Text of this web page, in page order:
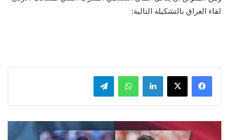
لقاء العراق بالتشكيلة التالية:
لينكدإن واتساب